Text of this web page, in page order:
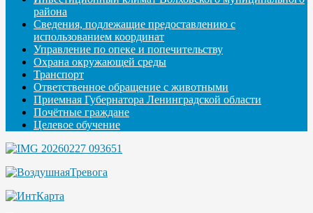
района
Сведения, подлежащие предоставлению с
использованием координат
Управление по опеке и попечительству
Охрана окружающей среды
Транспорт
Ответственное обращение с животными
Приемная Губернатора Ленинградской области
Почётные граждане
Целевое обучение